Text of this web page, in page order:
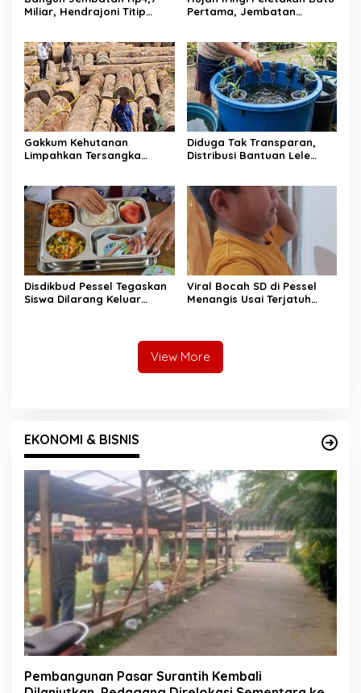
Miliar, Hendrajoni Titip
Sembarangan
Pertama, Jembatan
Dibangun
Gakkum Kehutanan
Limpahkan Tersangka
Diduga Tak Transparan,
Distribusi Bantuan Lele
Sorotan Warga
Disdikbud Pessel Tegaskan
Siswa Dilarang Keluar
Viral Bocah SD di Pessel
Menangis Usai Terjatuh
View More
EKONOMI & BISNIS
Pembangunan Pasar Surantih Kembali